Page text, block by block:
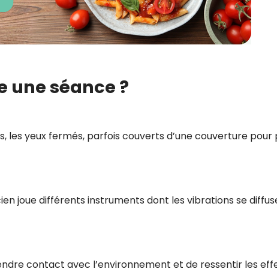
une séance ?
les yeux fermés, parfois couverts d’une couverture pour
joue différents instruments dont les vibrations se
contact avec l’environnement et de ressentir les